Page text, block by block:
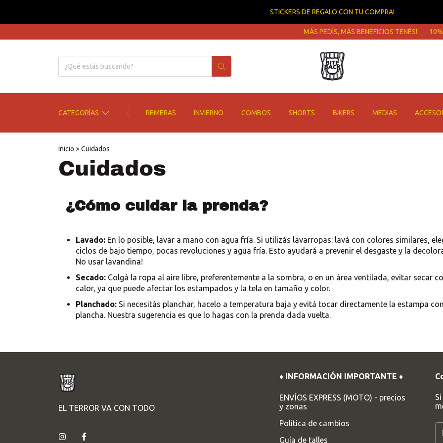
STICKERS DE REGALO CON TU COMPRA!
MÁS PEDÍS, MÁS BENEFICIOS TENÉS! 10%
CATEGORÍAS REMERAS INVIERNO COMBOS SHORTS BIKERS MEDIAS
Inicio > Cuidados
Cuidados
¿Cómo cuidar la prenda?
Lavado: En lo posible, lavar a mano con agua fría. Si utilizás lavarropas: lavá con colores similares,
ciclos de bajo tiempo, pocas revoluciones y agua fría. Esto ayudará a prevenir el desgaste y la
No usar lavandina!
Secado: Colgá la ropa al aire libre, preferentemente a la sombra, o en un área ventilada, evitar secar
calor, ya que puede afectar los estampados y la tela en tamaño y color.
Planchado: Si necesitás planchar, hacelo a temperatura baja y evitá tocar directamente la estampa
plancha. Nuestra sugerencia es que lo hagas con la prenda dada vuelta.
EL TERROR VA CON TODO
♦ INFORMACIÓN IMPORTANTE ♦
ENVÍOS EXPRESS (MOTO) - precios
y zonas
Política de cambios
Guía de talles